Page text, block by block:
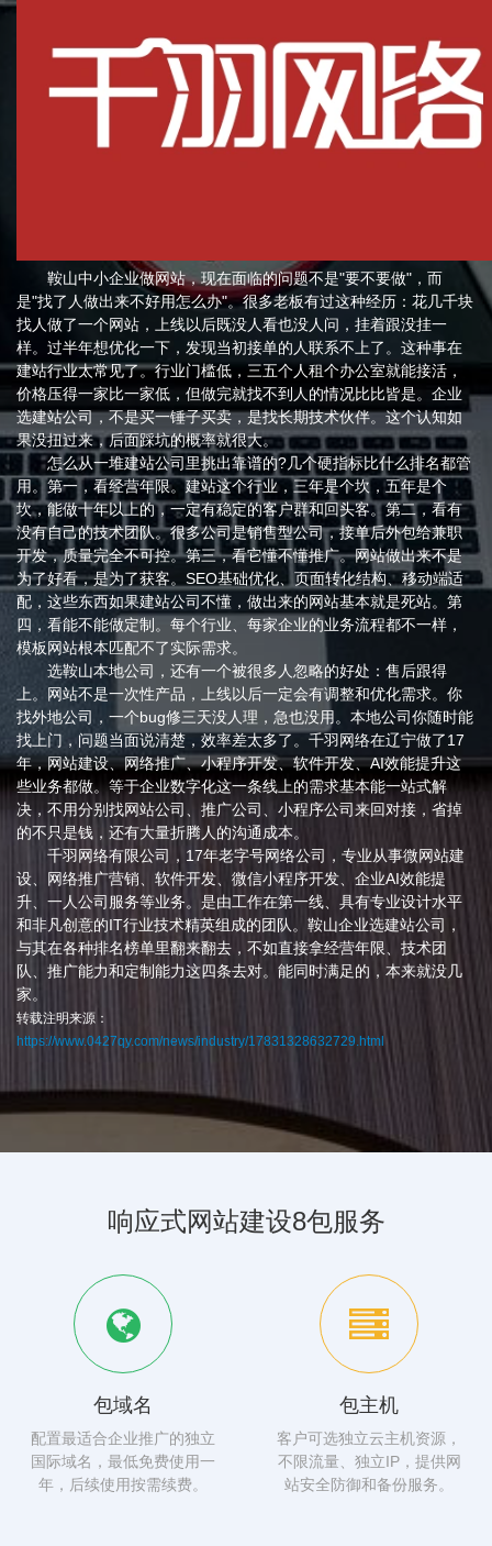
鞍山中小企业做网站，现在面临的问题不是"要不要做"，而
是"找了人做出来不好用怎么办"。很多老板有过这种经历：花几千块
找人做了一个网站，上线以后既没人看也没人问，挂着跟没挂一
样。过半年想优化一下，发现当初接单的人联系不上了。这种事在
建站行业太常见了。行业门槛低，三五个人租个办公室就能接活，
价格压得一家比一家低，但做完就找不到人的情况比比皆是。企业
选建站公司，不是买一锤子买卖，是找长期技术伙伴。这个认知如
果没扭过来，后面踩坑的概率就很大。
怎么从一堆建站公司里挑出靠谱的?几个硬指标比什么排名都管
用。第一，看经营年限。建站这个行业，三年是个坎，五年是个
坎，能做十年以上的，一定有稳定的客户群和回头客。第二，看有
没有自己的技术团队。很多公司是销售型公司，接单后外包给兼职
开发，质量完全不可控。第三，看它懂不懂推广。网站做出来不是
为了好看，是为了获客。SEO基础优化、页面转化结构、移动端适
配，这些东西如果建站公司不懂，做出来的网站基本就是死站。第
四，看能不能做定制。每个行业、每家企业的业务流程都不一样，
模板网站根本匹配不了实际需求。
选鞍山本地公司，还有一个被很多人忽略的好处：售后跟得
上。网站不是一次性产品，上线以后一定会有调整和优化需求。你
找外地公司，一个bug修三天没人理，急也没用。本地公司你随时能
找上门，问题当面说清楚，效率差太多了。千羽网络在辽宁做了17
年，网站建设、网络推广、小程序开发、软件开发、AI效能提升这
些业务都做。等于企业数字化这一条线上的需求基本能一站式解
决，不用分别找网站公司、推广公司、小程序公司来回对接，省掉
的不只是钱，还有大量折腾人的沟通成本。
千羽网络有限公司，17年老字号网络公司，专业从事微网站建
设、网络推广营销、软件开发、微信小程序开发、企业AI效能提
升、一人公司服务等业务。是由工作在第一线、具有专业设计水平
和非凡创意的IT行业技术精英组成的团队。鞍山企业选建站公司，
与其在各种排名榜单里翻来翻去，不如直接拿经营年限、技术团
队、推广能力和定制能力这四条去对。能同时满足的，本来就没几
家。
转载注明来源：
https://www.0427qy.com/news/industry/17831328632729.html
响应式网站建设8包服务
包域名
配置最适合企业推广的独立
国际域名，最低免费使用一
年，后续使用按需续费。
包主机
客户可选独立云主机资源，
不限流量、独立IP，提供网
站安全防御和备份服务。